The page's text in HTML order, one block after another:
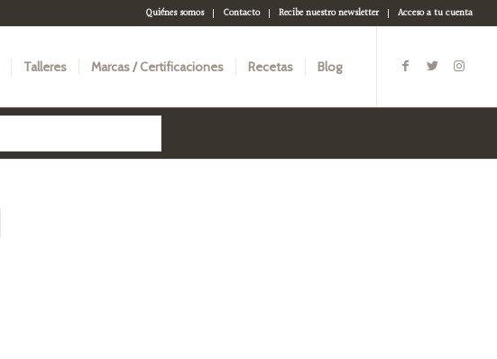
Quiénes somos Contacto Recibe nuestro newsletter Acceso a tu cuenta
Talleres Marcas / Certificaciones Recetas Blog